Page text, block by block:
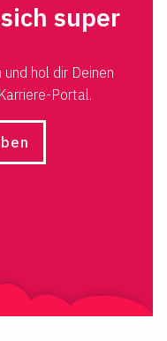
super
hol dir Deinen
Portal.